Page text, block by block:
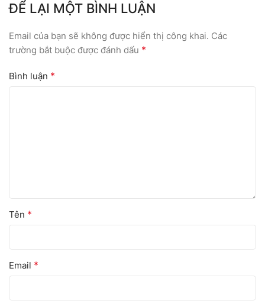
ĐỂ LẠI MỘT BÌNH LUẬN
Email của bạn sẽ không được hiển thị công khai. Các
trường bắt buộc được đánh dấu *
Bình luận *
Tên *
Email *